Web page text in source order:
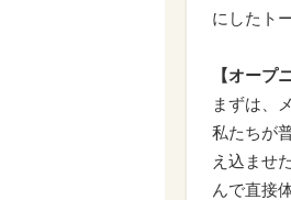
にしたト
【オープ
まずは、
私たちが
え込ませ
んで直接